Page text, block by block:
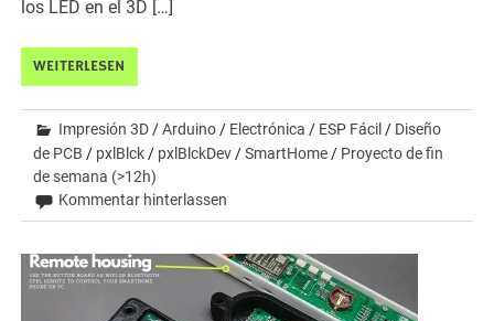
los LED en el 3D […]
WEITERLESEN
Impresión 3D /Arduino / Electrónica / ESP Fácil / Diseño
de PCB / pxlBlck / pxlBlckDev /SmartHome / Proyecto de fin
de semana (>12h)
Kommentar hinterlassen